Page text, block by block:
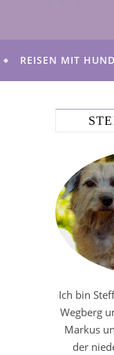
REISEN MIT HUND
Ich bin
Wegberg
Markus
der